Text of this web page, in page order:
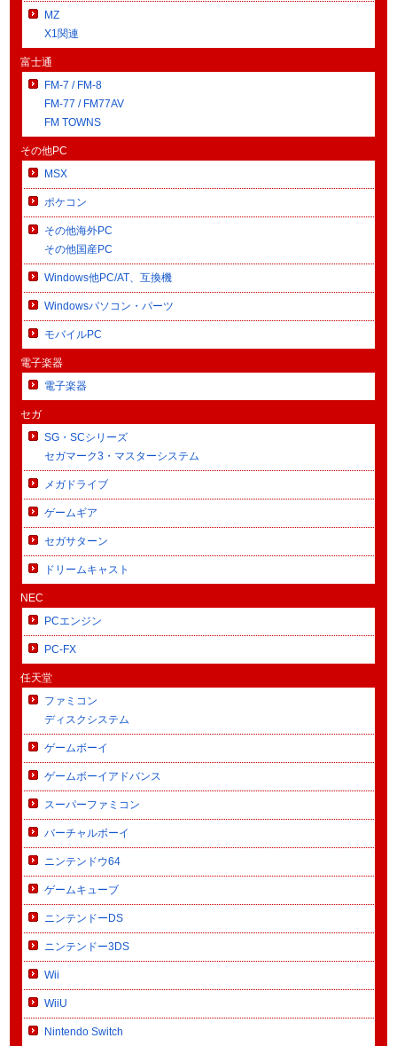
MZ
X1関連
富士通
FM-7 / FM-8
FM-77 / FM77AV
FM TOWNS
その他PC
MSX
ポケコン
その他海外PC
その他国産PC
Windows他PC/AT、互換機
Windowsパソコン・パーツ
モバイルPC
電子楽器
電子楽器
セガ
SG・SCシリーズ
セガマーク3・マスターシステム
メガドライブ
ゲームギア
セガサターン
ドリームキャスト
NEC
PCエンジン
PC-FX
任天堂
ファミコン
ディスクシステム
ゲームボーイ
ゲームボーイアドバンス
スーパーファミコン
バーチャルボーイ
ニンテンドウ64
ゲームキューブ
ニンテンドーDS
ニンテンドー3DS
Wii
WiiU
Nintendo Switch